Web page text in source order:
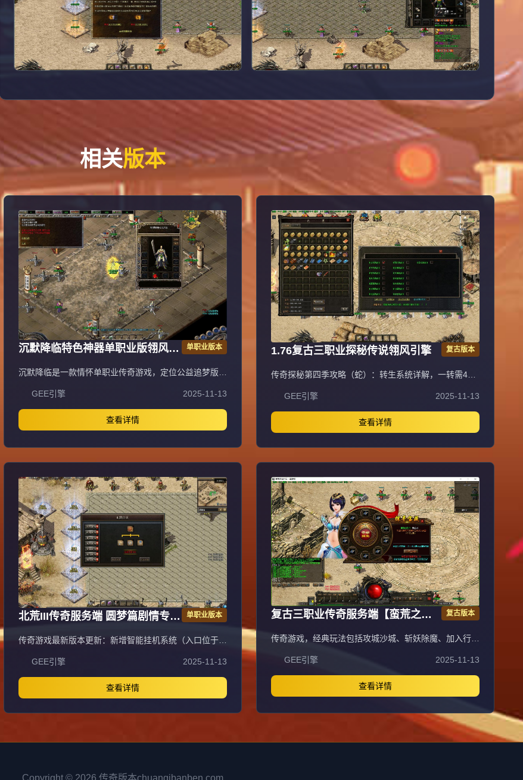
相关版本
沉默降临特色神器单职业版翎风引
擎传奇服务端
单职业版本
沉默降临是一款情怀单职业传奇游戏，定位公益追梦版，
3600沉默币狂暴之力，300沉默币普通沙捐，2000沉默
币神豪沙捐，3000沉默币神魔保底（保底8800沉默
币）。账号档次分两档：落地全满号（狂暴3+沙捐50+赞
助36+神魔88，共177元）、大哥全满号（含额外祈福20
图圣兽→粉色装备（爪子吸血头）→渡劫选左边吸血命格
→合特殊优先盾→开黄（紫色追梦效率低不建议）→开红
（可卡怪或堆属性）→开人行。重要提示：十步一杀在
56级震天宫三层花费888万金币获得，入口坐标97.17，
称号卷轴通过活动或蓝色怪（圣兽）、恭喜发财爆出。郑
重承诺爆率全开、公平公正，听取玩家意见重金酬谢，致
力于良好游戏体验。沉默币充值比例1:100。
GEE引擎 2025-11-13
查看详情
1.76复古三职业探秘传说翎风引擎 复古版本
传奇探秘第四季攻略（蛇）：转生系统详解，一转需45
48级，本职业祖玛一套加武器（裁决之杖、骨玉权杖、
龙纹剑），开放卧龙地图；三转需三职业祖玛各一套加武
器各一把，开放魔龙地图；四转本职业赤月一套加武器
（屠龙、噬魂、逍遥扇），开放火龙洞；五转赤月各职业
一套加武器各一把（屠龙、噬魂法杖、逍遥扇），开放第
GEE引擎 2025-11-13
查看详情
北荒III传奇服务端 圆梦篇剧情专属
神器单职业版翎风引擎
单职业版本
传奇游戏最新版本更新：新增智能挂机系统（入口位于综
升），新增三个不爆物品，同步上线手写攻略（建议配合
查询系统游玩，游戏难度适中）。增加元宝获取途径（杀
怪即可获得元宝，适配后期高消耗需求），新增两个背包
神器，调整金币获取规则（不同赞助等级对应不同获取
量），金币回收倍率与赞助等级挂钩。修复3个剧情地图
（非无限刀）。完成多处剧情地图问题修复与优化：赤沙
GEE引擎 2025-11-13
查看详情
复古三职业传奇服务端【蛮荒之
复古版本
传奇游戏，经典玩法包括攻城沙城、斩妖除魔、加入行
猫逐鹿起步，历经矿工挖苦、毒蛇冒险，惊喜暴神兵，郁
闷砍蛆虫，升级学终技成就英雄。法师道法施威电符猛，
战士火腾空龙纹骨玉裁决，对酒当歌铲皇宫。为报友仇下
祖玛，为雪妻恨清蜈蚣，无畏诅咒名红，终日征战沙场，
GEE引擎 2025-11-13
查看详情